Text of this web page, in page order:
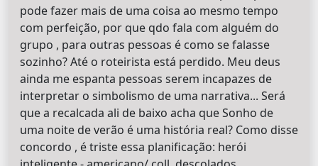
pode fazer mais de uma coisa ao mesmo tempo
com perfeição, por que qdo fala com alguém do
grupo , para outras pessoas é como se falasse
sozinho? Até o roteirista está perdido. Meu deus
ainda me espanta pessoas serem incapazes de
interpretar o simbolismo de uma narrativa... Será
que a recalcada ali de baixo acha que Sonho de
uma noite de verão é uma história real? Como disse
concordo , é triste essa planificação: herói